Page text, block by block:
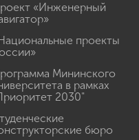
«Инженерный
проекты
Мининского
в рамках
2030"
бюро